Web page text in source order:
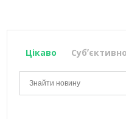
Цікаво Субʼєктивно